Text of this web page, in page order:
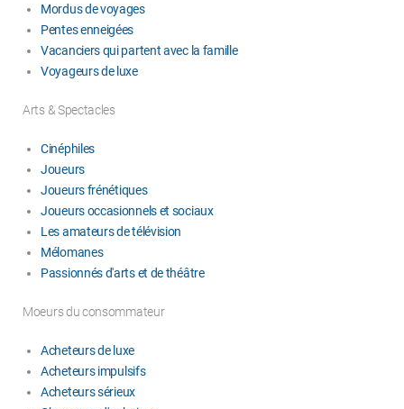
Mordus de voyages
Pentes enneigées
Vacanciers qui partent avec la famille
Voyageurs de luxe
Arts & Spectacles
Cinéphiles
Joueurs
Joueurs frénétiques
Joueurs occasionnels et sociaux
Les amateurs de télévision
Mélomanes
Passionnés d'arts et de théâtre
Moeurs du consommateur
Acheteurs de luxe
Acheteurs impulsifs
Acheteurs sérieux